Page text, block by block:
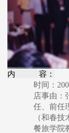
内 容：
时间：
店事由：
任、前任
（和春
餐旅学院